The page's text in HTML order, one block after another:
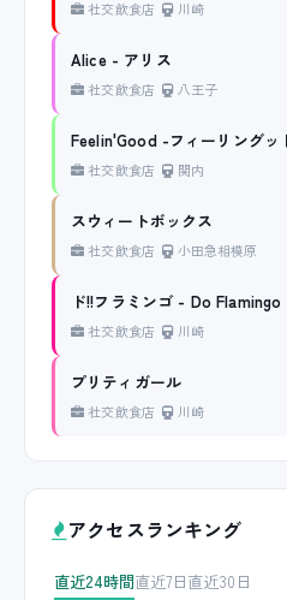
社交飲食店 川崎
Alice - アリス
社交飲食店 八王子
Feelin'Good -フィーリングッ
社交飲食店 関内
スウィートボックス
社交飲食店 小田急相模原
ド!!フラミンゴ - Do Flamingo
社交飲食店 川崎
プリティガール
社交飲食店 川崎
アクセスランキング
直近24時間直近7日直近30日